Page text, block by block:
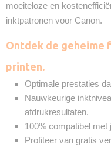
moeiteloze en
inktpatronen voor Canon.
Ontdek de geheime
printen.
Optimale prestaties
Nauwkeurige
afdrukresultaten.
100% compatibel met
Profiteer van gratis